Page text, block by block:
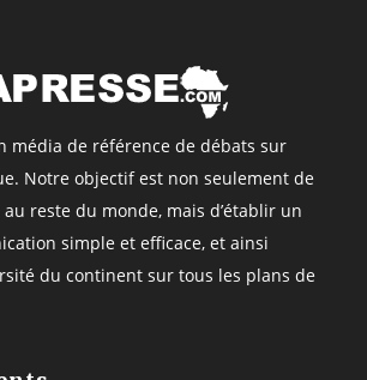
média de référence de débats sur
Notre objectif est non seulement de
reste du monde, mais d’établir un
simple et efficace, et ainsi
du continent sur tous les plans de